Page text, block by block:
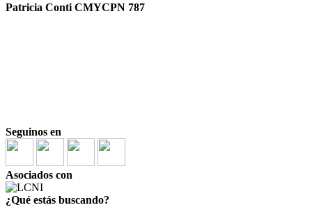
Patricia Conti CMYCPN 787
Seguinos en
Asociados con
¿Qué estás buscando?